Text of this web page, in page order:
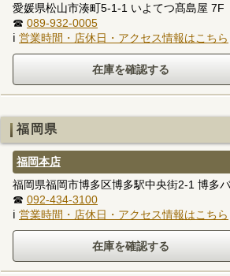
愛媛県松山市湊町5-1-1 いよてつ髙島屋 7F
☎ 089-932-0005
ℹ 営業時間・店休日・アクセス情報はこちら
福岡県
福岡本店
福岡県福岡市博多区博多駅中央街2-1 博多
☎ 092-434-3100
ℹ 営業時間・店休日・アクセス情報はこちら